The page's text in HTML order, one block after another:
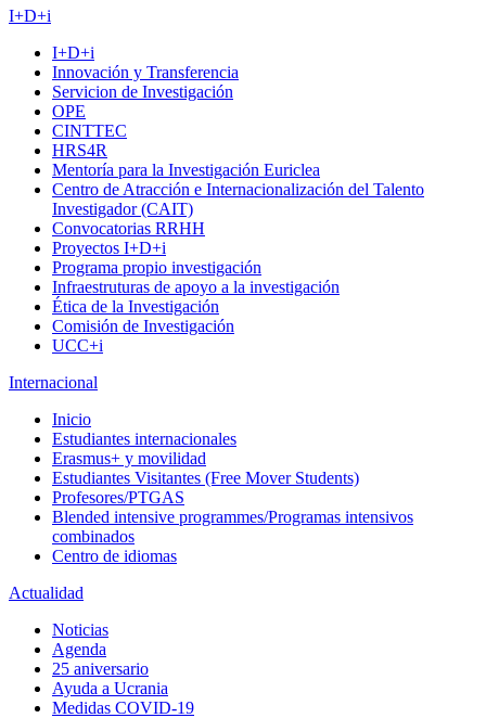
I+D+i
I+D+i
Innovación y Transferencia
Servicion de Investigación
OPE
CINTTEC
HRS4R
Mentoría para la Investigación Euriclea
Centro de Atracción e Internacionalización del Talento
Investigador (CAIT)
Convocatorias RRHH
Proyectos I+D+i
Programa propio investigación
Infraestruturas de apoyo a la investigación
Ética de la Investigación
Comisión de Investigación
UCC+i
Internacional
Inicio
Estudiantes internacionales
Erasmus+ y movilidad
Estudiantes Visitantes (Free Mover Students)
Profesores/PTGAS
Blended intensive programmes/Programas intensivos
combinados
Centro de idiomas
Actualidad
Noticias
Agenda
25 aniversario
Ayuda a Ucrania
Medidas COVID-19